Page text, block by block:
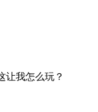
我怎么玩？